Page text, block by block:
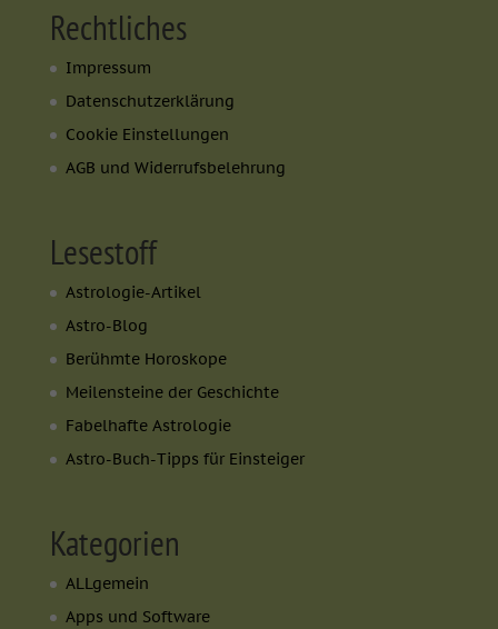
Rechtliches
Impressum
Datenschutzerklärung
Cookie Einstellungen
AGB und Widerrufsbelehrung
Lesestoff
Astrologie-Artikel
Astro-Blog
Berühmte Horoskope
Meilensteine der Geschichte
Fabelhafte Astrologie
Astro-Buch-Tipps für Einsteiger
Kategorien
ALLgemein
Apps und Software